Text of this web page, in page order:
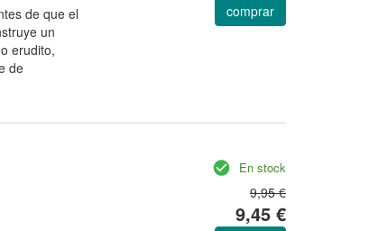
de que el
un
erudito,
de
comprar
En stock
9,95 €
9,45 €